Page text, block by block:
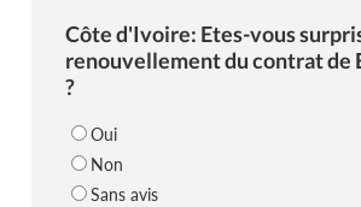
Côte d'Ivoire: Etes-vous
renouvellement du contrat de
?
Oui
Non
Sans avis